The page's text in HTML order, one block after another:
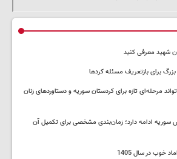
شهید معرفی کنید
برای بازتعریف مسئله کردها
مرحله‌ای تازه برای کردستان سوریه و دستاوردهای زنان
سوریه ادامه دارد؛ زمان‌بندی مشخصی برای تکمیل آن
خوب در سال 1405